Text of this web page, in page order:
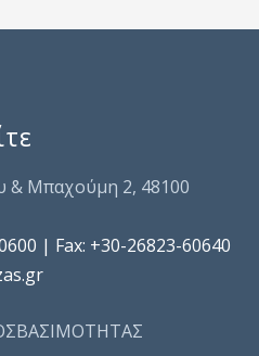
& Μπαχούμη 2, 48100
| Fax: +30-26823-60640